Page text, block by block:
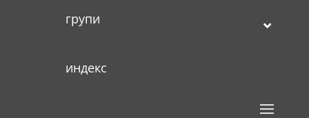
групи
индекс